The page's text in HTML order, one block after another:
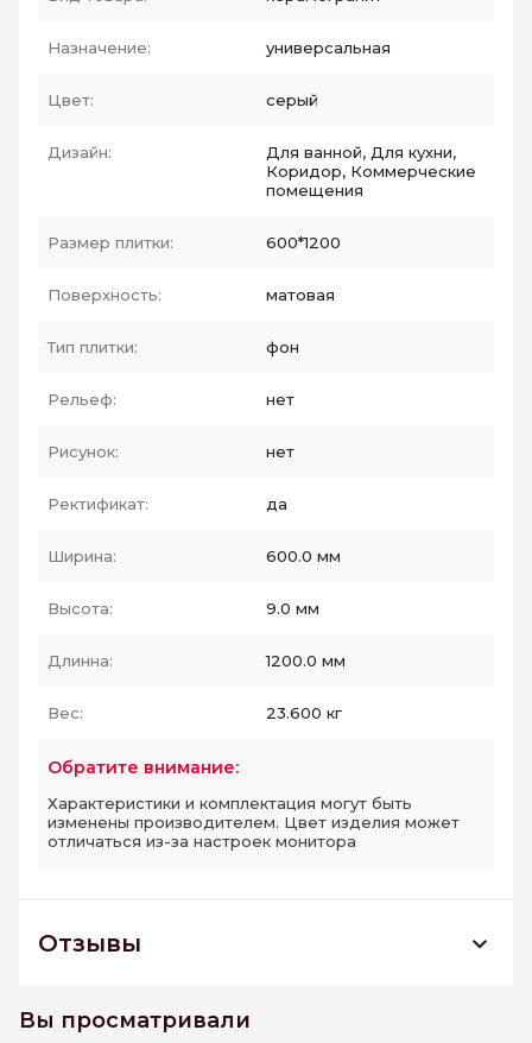
Назначение: универсальная
Цвет: серый
Дизайн:
Для ванной, Для кухни,
Коридор, Коммерческие
помещения
Размер плитки: 600*1200
Поверхность: матовая
Тип плитки: фон
Рельеф: нет
Рисунок: нет
Ректификат: да
Ширина: 600.0 мм
Высота: 9.0 мм
Длинна: 1200.0 мм
Вес: 23.600 кг
Обратите внимание:
Характеристики и комплектация могут быть
изменены производителем. Цвет изделия может
отличаться из-за настроек монитора
Отзывы
матовый
Вы просматривали